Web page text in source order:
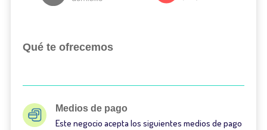
Qué te ofrecemos
Medios de pago
Este negocio acepta los siguientes medios de pago